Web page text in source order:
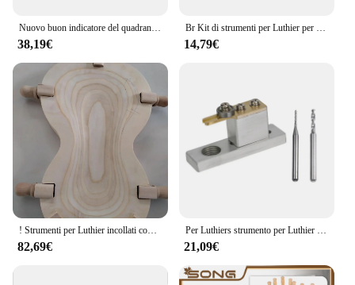
Nuovo buon indicatore del quadrante dello strumento di misurazione dello spessore del violino, strumenti per la produzione di esche per violino
38,19€
Br Kit di strumenti per Luthier per violino Set di montanti per suoni strumento per l'installazione di Post, strumenti di riparazione per la creazione di violino
14,79€
! Strumenti per Luthier incollati con culla per violino per PC
82,69€
Per Luthiers strumento per Luthier per violino strumento per la creazione di violino scanalatura elettrica con 2 frese per molatura alluminio + rame metallo Constructur
21,09€